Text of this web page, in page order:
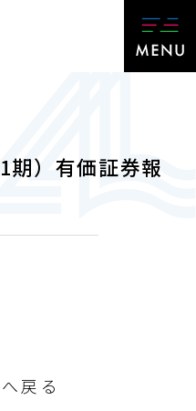
期）有価証券報
戻る